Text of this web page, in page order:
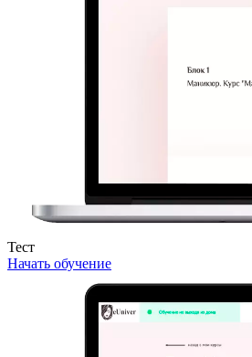
Тест
Начать обучение